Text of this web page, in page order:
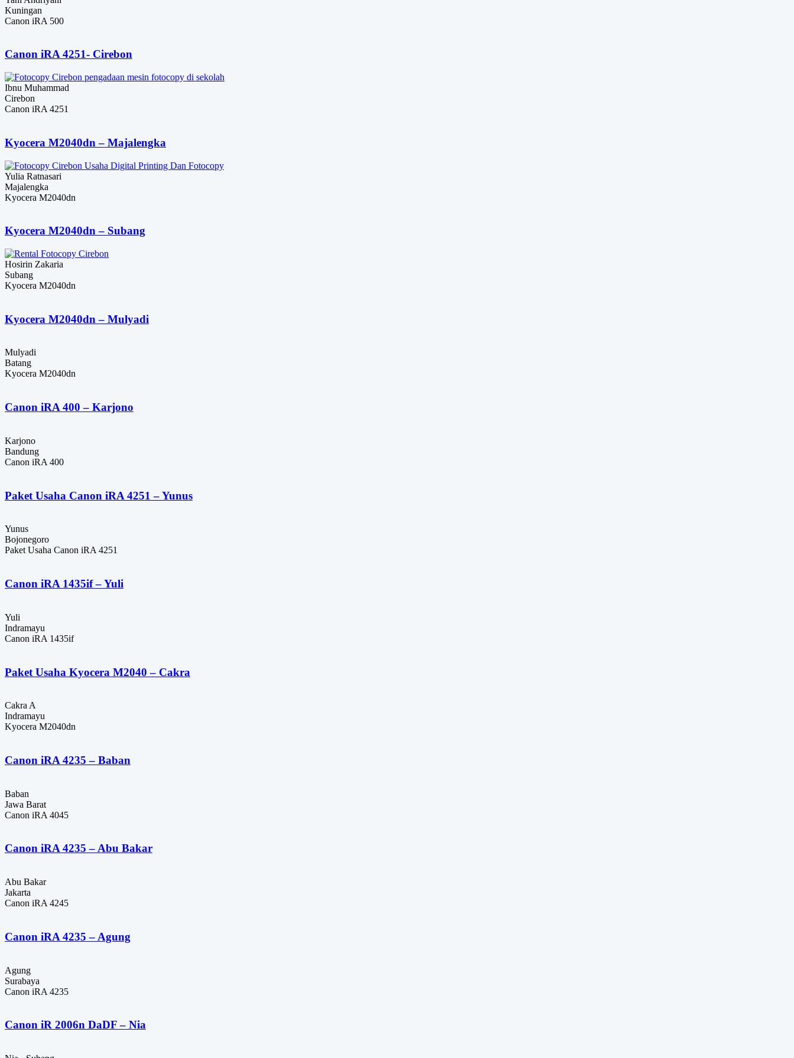
Kuningan
Canon iRA 500
Canon iRA 4251- Cirebon
Ibnu Muhammad
Cirebon
Canon iRA 4251
Kyocera M2040dn – Majalengka
Yulia Ratnasari
Majalengka
Kyocera M2040dn
Kyocera M2040dn – Subang
Hosirin Zakaria
Subang
Kyocera M2040dn
Kyocera M2040dn – Mulyadi
Mulyadi
Batang
Kyocera M2040dn
Canon iRA 400 – Karjono
Karjono
Bandung
Canon iRA 400
Paket Usaha Canon iRA 4251 – Yunus
Yunus
Bojonegoro
Paket Usaha Canon iRA 4251
Canon iRA 1435if – Yuli
Yuli
Indramayu
Canon iRA 1435if
Paket Usaha Kyocera M2040 – Cakra
Cakra A
Indramayu
Kyocera M2040dn
Canon iRA 4235 – Baban
Baban
Jawa Barat
Canon iRA 4045
Canon iRA 4235 – Abu Bakar
Abu Bakar
Jakarta
Canon iRA 4245
Canon iRA 4235 – Agung
Agung
Surabaya
Canon iRA 4235
Canon iR 2006n DaDF – Nia